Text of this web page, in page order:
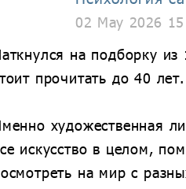
02 May 2026
на подборку из
прочитать до 40 лет.
художественная
искусство в целом,
на мир с